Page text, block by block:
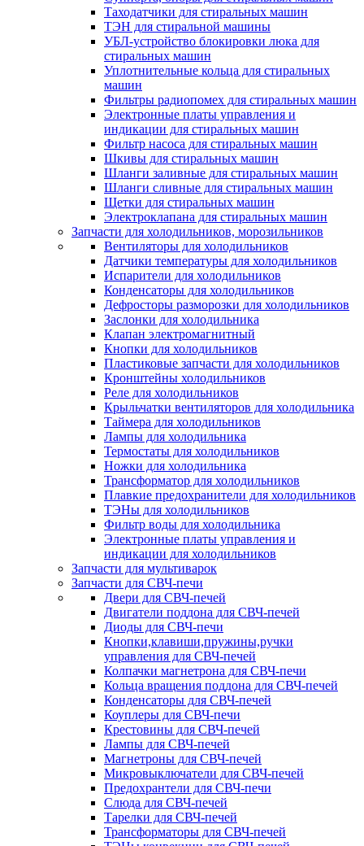
Таходатчики для стиральных машин
ТЭН для стиральной машины
УБЛ-устройство блокировки люка для
стиральных машин
Уплотнительные кольца для стиральных
машин
Фильтры радиопомех для стиральных машин
Электронные платы управления и
индикации для стиральных машин
Фильтр насоса для стиральных машин
Шкивы для стиральных машин
Шланги заливные для стиральных машин
Шланги сливные для стиральных машин
Щетки для стиральных машин
Электроклапана для стиральных машин
Запчасти для холодильников, морозильников
Вентиляторы для холодильников
Датчики температуры для холодильников
Испарители для холодильников
Конденсаторы для холодильников
Дефросторы разморозки для холодильников
Заслонки для холодильника
Клапан электромагнитный
Кнопки для холодильников
Пластиковые запчасти для холодильников
Кронштейны холодильников
Реле для холодильников
Крыльчатки вентиляторов для холодильника
Таймера для холодильников
Лампы для холодильника
Термостаты для холодильников
Ножки для холодильника
Трансформатор для холодильников
Плавкие предохранители для холодильников
ТЭНы для холодильников
Фильтр воды для холодильника
Электронные платы управления и
индикации для холодильников
Запчасти для мультиварок
Запчасти для СВЧ-печи
Двери для СВЧ-печей
Двигатели поддона для СВЧ-печей
Диоды для СВЧ-печи
Кнопки,клавиши,пружины,ручки
управления для СВЧ-печей
Колпачки магнетрона для СВЧ-печи
Кольца вращения поддона для СВЧ-печей
Конденсаторы для СВЧ-печей
Коуплеры для СВЧ-печи
Крестовины для СВЧ-печей
Лампы для СВЧ-печей
Магнетроны для СВЧ-печей
Микровыключатели для СВЧ-печей
Предохрантели для СВЧ-печи
Слюда для СВЧ-печей
Тарелки для СВЧ-печей
Трансформаторы для СВЧ-печей